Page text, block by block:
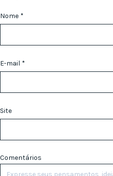
Nome *
E-mail *
Site
Comentários